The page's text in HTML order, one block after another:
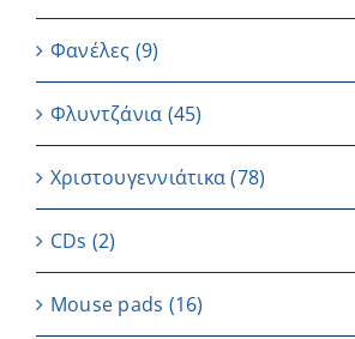
Φανέλες (9)
Φλυντζάνια (45)
Χριστουγεννιάτικα(78)
CDs (2)
Μouse pads (16)